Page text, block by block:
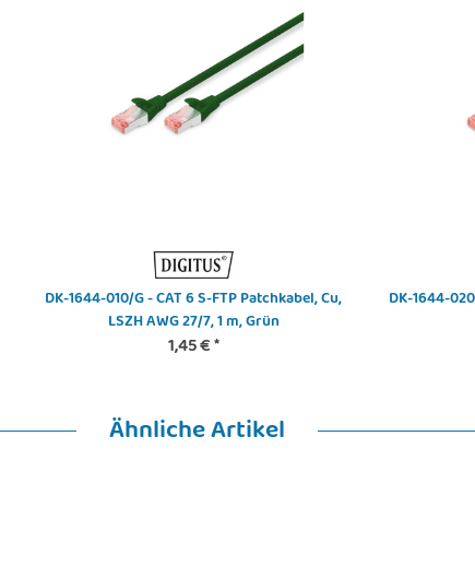
DK-1644-010/G - CAT 6 S-FTP Patchkabel, Cu,
LSZH AWG 27/7, 1 m, Grün
1,45 €*
DK-1644-
Ähnliche Artikel
120 mm
24,36 €
Alter Preis: